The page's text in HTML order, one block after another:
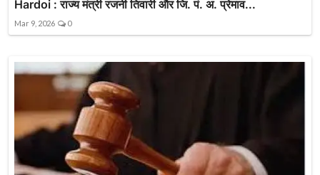
Hardoi : राज्य मंत्री रजनी तिवारी और जि. पं. अ. प्रेमाव...
Mar 9, 2026 0